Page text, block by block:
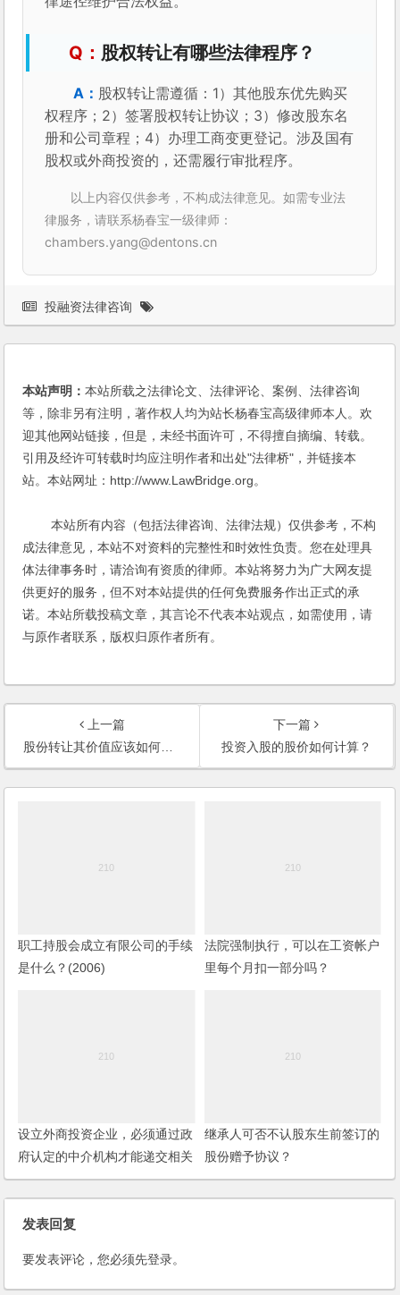
股权转让有哪些法律程序？
股权转让需遵循：1）其他股东优先购买
权程序；2）签署股权转让协议；3）修改股东名
册和公司章程；4）办理工商变更登记。涉及国有
股权或外商投资的，还需履行审批程序。
以上内容仅供参考，不构成法律意见。如需专业法
律服务，请联系杨春宝一级律师：
chambers.yang@dentons.cn
投融资法律咨询
本站声明：本站所载之法律论文、法律评论、案例、法律咨询
等，除非另有注明，著作权人均为站长杨春宝高级律师本人。欢
迎其他网站链接，但是，未经书面许可，不得擅自摘编、转载。
引用及经许可转载时均应注明作者和出处"法律桥"，并链接本
站。本站网址：http://www.LawBridge.org。
本站所有内容（包括法律咨询、法律法规）仅供参考，不构
成法律意见，本站不对资料的完整性和时效性负责。您在处理具
体法律事务时，请洽询有资质的律师。本站将努力为广大网友提
供更好的服务，但不对本站提供的任何免费服务作出正式的承
诺。本站所载投稿文章，其言论不代表本站观点，如需使用，请
与原作者联系，版权归原作者所有。
上一篇
股份转让其价值应该如何界定？未收款及公司有形资产也应该按比例进行转让吗？
下一篇
投资入股的股价如何计算？
职工持股会成立有限公司的手续
是什么？(2006)
法院强制执行，可以在工资帐户
里每个月扣一部分吗？
设立外商投资企业，必须通过政
府认定的中介机构才能递交相关
的设立申请文件吗？
继承人可否不认股东生前签订的
股份赠予协议？
发表回复
要发表评论，您必须先登录。